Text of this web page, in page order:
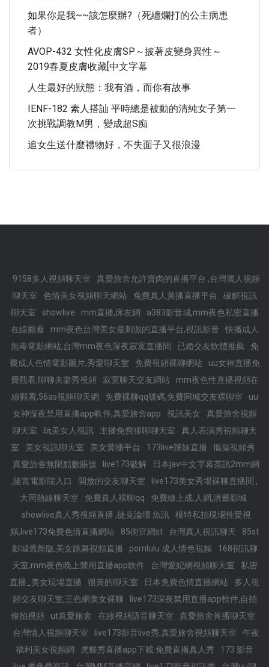
如果你是我~~該怎麼辦?（死纏爛打的公主病患
者）
AVOP-432 女性化皮膚SP～披著皮變身異性～
2019春夏皮膚收藏[中文字幕
人生最好的狀態：我有酒，而你有故事
IENF-182 素人搭訕 平時總是被動的清純女子第一
次挑戰調教M男，變成超S痴
追女生送什麼禮物好，不失面子又很浪漫
9158多人視頻聊天室
真愛旅舍允許賣肉的直播平台 ,台灣麗人視頻
聊天室
色情美女視頻聊天網站 免費真人黃播直播平台
破解視訊
聊天室
showlive mm直播,床友網
a383影音城,mm夜色私密直播
在線觀看
mm夜色台灣美女最刺激的直播平台,視訊影音
快播成人
無毒電影網站,台灣mm夜色深夜寂寞直播間
已婚交友軟體推薦
免
費成人色情電影圖片,秀愛聊天室
免費視頻裸聊網站
uu女神直播免
費觀看,聊聊夫妻秀視頻
寂寞聊天交友網站
mm夜色性直播視頻在
線觀看,56as視頻聊天網
免費裸聊qq號碼,免費同城交友裸聊室
uu
女神深夜禁用直播app軟件,真愛旅舍app
視訊美女
真愛旅舍視頻
聊天室
玩美女人視訊 主播免費祼聊聊天室
真人表演秀視頻聊天
室
美女視訊聊天室 美女黃播平台 173live辣妹直播
摳摳視頻秀
真愛旅舍無限點數賬號
live173破解
日本jav中文字幕茶訊2mm網
,後宮電影院入口
開放的交友聊天室
live173美女秀場裸聊直播間 ,
大同熱線聊天室
免費真人裸聊qq
免費線上成.人網,洪爺影城
showlive真人秀視頻直播 ,捷克論壇 魚訊
模特私拍現場性愛視
頻,live173免費色情直播網站
85街官網st 台灣真人視訊聊天
85st
影城舊新版,美女跳舞視頻直播
pornlulu 成人情色視頻
168視訊聊
天室,mm夜色晚上禁用直播app軟件
台灣愛妃網視頻聊天室
私密
直播_美女現場直播
很黃的聊天室 日本免費色情直播網站
多人視
頻交友聊天室,三色網美女裸聊
live173深夜禁用直播app軟件,自拍
偷拍視頻
ut真愛旅舍 在線視頻語音聊天室
真愛旅舍黃播聊天室
台灣情人視頻聊天室
live173影音live秀,真愛旅舍視頻聊天室
午夜
福利美女視頻網
虎蝶秀直播app下載 免費直播真人秀
173 影音